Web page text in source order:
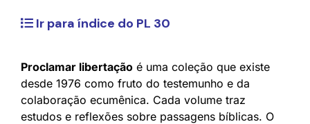
Ir para índice do PL 30
Proclamar libertação é uma coleção que existe
desde 1976 como fruto do testemunho e da
colaboração ecumênica. Cada volume traz
estudos e reflexões sobre passagens bíblicas. O